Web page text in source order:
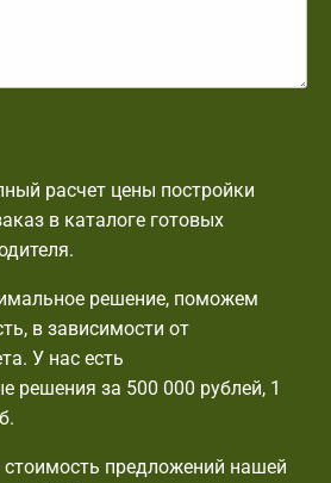
расчет цены постройки
в каталоге готовых
решение, поможем
в зависимости от
У нас есть
решения за 500 000 рублей, 1
стоимость предложений нашей